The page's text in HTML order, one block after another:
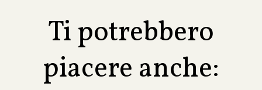
Ti potrebbero
piacere anche: